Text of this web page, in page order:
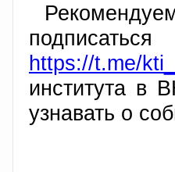
https://t.me/
института в
узнавать о